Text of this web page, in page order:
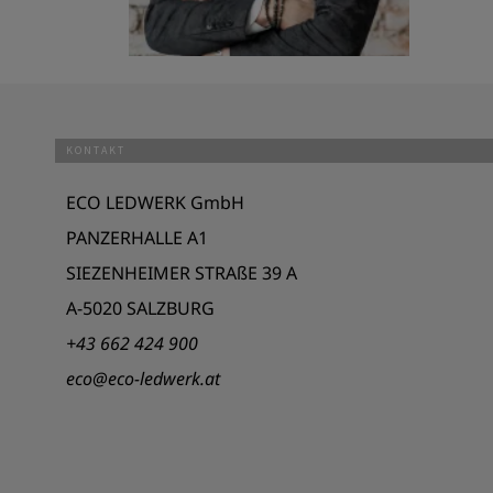
KONTAKT
ECO LEDWERK GmbH
PANZERHALLE A1
SIEZENHEIMER STRAßE 39 A
A-5020 SALZBURG
+43 662 424 900
eco@eco-ledwerk.at